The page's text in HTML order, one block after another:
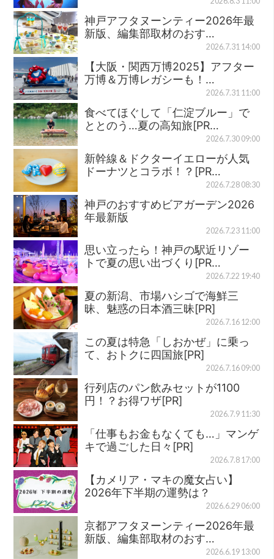
神戸アフタヌーンティー2026年最
新版、編集部取材のおす…
2026.7.31 14:00
【大阪・関西万博2025】アフター
万博＆万博レガシーも！…
2026.7.31 11:00
食べてほぐして「仁淀ブルー」で
ととのう…夏の高知旅[PR…
2026.7.30 09:00
新幹線＆ドクターイエローが人気
ドーナツとコラボ！？[PR…
2026.7.28 08:30
神戸のおすすめビアガーデン2026
年最新版
2026.7.23 11:00
思い立ったら！神戸の駅近リゾー
トで夏の思い出づくり[PR…
2026.7.22 19:40
夏の新潟、市場ハシゴで海鮮三
昧、魅惑の日本酒三昧[PR]
2026.7.16 12:00
この夏は特急「しおかぜ」に乗っ
て、おトクに四国旅[PR]
2026.7.16 09:00
行列店のパン飲みセットが1100
円！？お得ワザ[PR]
2026.7.9 11:30
「仕事もお金もなくても…」マンゲ
キで過ごした日々[PR]
2026.7.8 17:00
【カメリア・マキの魔女占い】
2026年下半期の運勢は？
2026.6.29 06:00
京都アフタヌーンティー2026年最
新版、編集部取材のおす…
2026.6.19 13:00